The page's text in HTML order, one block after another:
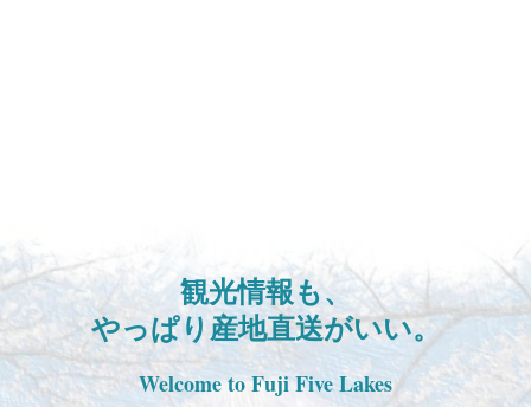
観光情報も、
やっぱり産地直送がいい。
Welcome to Fuji Five Lakes